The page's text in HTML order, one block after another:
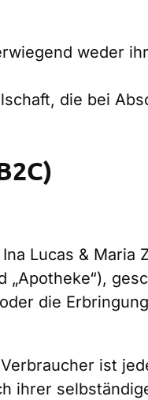
weder
die bei
Lucas & Maria
die
ist
ihrer